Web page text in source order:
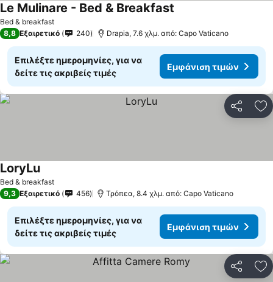
Bed & breakfast
Le Mulinare - Bed & Breakfast
8,8 Εξαιρετικό 240 Drapia, 7.6 χλμ. από: Capo Vaticano
Επιλέξτε ημερομηνίες, για να
δείτε τις ακριβείς τιμές
Εμφάνιση τιμών
Bed & breakfast
LoryLu
9,3 Εξαιρετικό 456 Τρόπεα, 8.4 χλμ. από: Capo Vaticano
Επιλέξτε ημερομηνίες, για να
δείτε τις ακριβείς τιμές
Εμφάνιση τιμών